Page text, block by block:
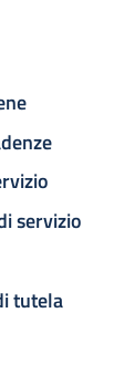
servizio
tutela